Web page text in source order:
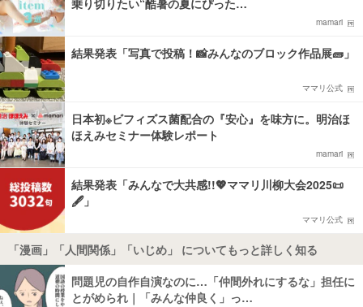
乗り切りたい“酷暑の夏にぴった…
mamari
結果発表「写真で投稿！📸みんなのブロック作品展🧱」
ママリ公式
日本初※ビフィズス菌配合の『安心』を味方に。明治ほ
ほえみセミナー体験レポート
mamari
結果発表「みんなで大共感!!💖ママリ川柳大会2025📜
🖋️」
ママリ公式
「漫画」「人間関係」「いじめ」 についてもっと詳しく知る
問題児の自作自演なのに…「仲間外れにするな」担任に
とがめられ｜「みんな仲良く」っ…